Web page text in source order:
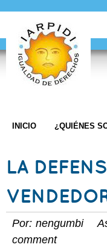
INICIO ¿QUIÉNES
LA
Por: nengumbi
comment